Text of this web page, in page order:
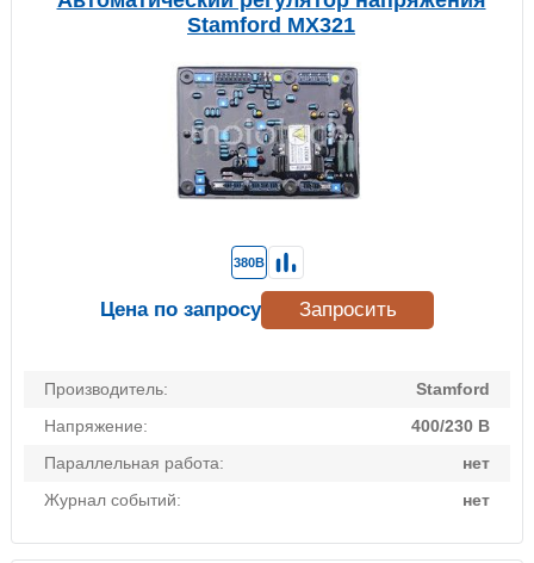
Stamford MX321
Производитель:
Stamford
Напряжение:
400/230 В
Параллельная работа:
нет
Журнал событий:
нет
380В
Цена по запросу Запросить